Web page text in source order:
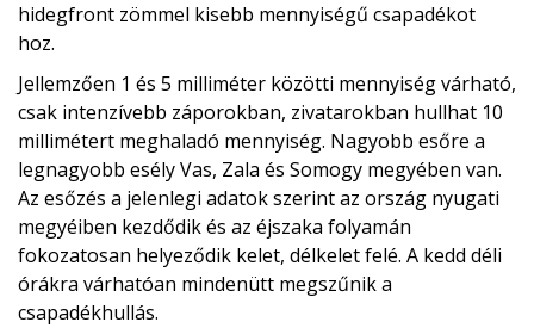
hidegfront zömmel kisebb mennyiségű csapadékot
hoz.
Jellemzően 1 és 5 milliméter közötti mennyiség várható,
csak intenzívebb záporokban, zivatarokban hullhat 10
millimétert meghaladó mennyiség. Nagyobb esőre a
legnagyobb esély Vas, Zala és Somogy megyében van.
Az esőzés a jelenlegi adatok szerint az ország nyugati
megyéiben kezdődik és az éjszaka folyamán
fokozatosan helyeződik kelet, délkelet felé. A kedd déli
órákra várhatóan mindenütt megszűnik a
csapadékhullás.